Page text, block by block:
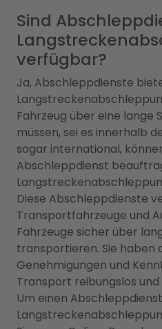
Sind
verfügbar?
Ja, Abschleppdienste
Fahrzeug über eine
müssen, sei es innerhalb
sogar international,
Abschleppdienst
Diese Abschleppdienste
Transportfahrzeuge und
Fahrzeuge sicher über
transportieren. Sie haben
Genehmigungen und
Transport reibungslos
Um einen